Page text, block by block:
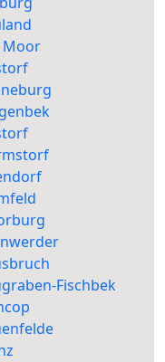
Moor
Fischbek